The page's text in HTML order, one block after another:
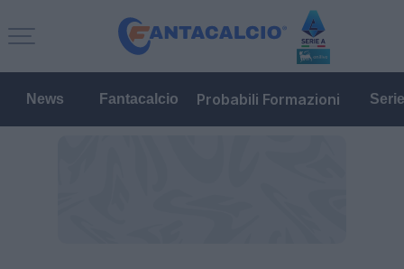
News Fantacalcio Probabili Formazioni